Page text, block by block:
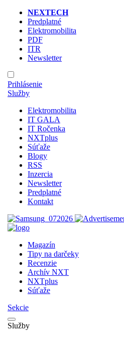
NEXTECH
Predplatné
Elektromobilita
PDF
ITR
Newsletter
Prihlásenie
Služby
Elektromobilita
IT GALA
IT Ročenka
NXTplus
Súťaže
Blogy
RSS
Inzercia
Newsletter
Predplatné
Kontakt
Magazín
Tipy na darčeky
Recenzie
Archív NXT
NXTplus
Súťaže
Sekcie
Služby